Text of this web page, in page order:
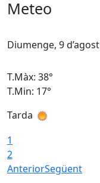
Meteo
Diumenge, 9 d’agost
T.Màx: 38°
T.Min: 17°
Tarda
1
2
AnteriorSegüent